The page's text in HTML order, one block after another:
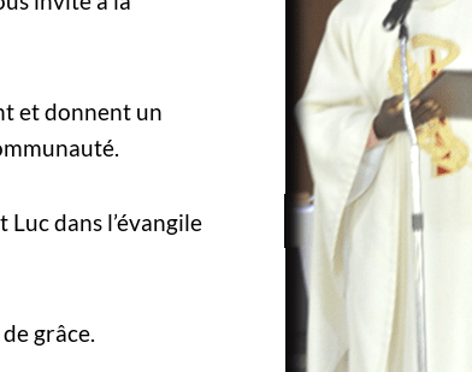
et donnent un
dans l’évangile
grâce.